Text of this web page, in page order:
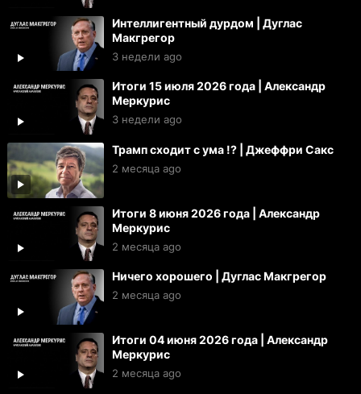
Интеллигентный дурдом | Дуглас
Макгрегор
3 недели ago
Итоги 15 июля 2026 года | Александр
Меркурис
3 недели ago
Трамп сходит с ума !? | Джеффри Сакс
2 месяца ago
Итоги 8 июня 2026 года | Александр
Меркурис
2 месяца ago
Ничего хорошего | Дуглас Макгрегор
2 месяца ago
Итоги 04 июня 2026 года | Александр
Меркурис
2 месяца ago